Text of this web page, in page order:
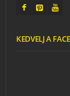
KEDVELJ A